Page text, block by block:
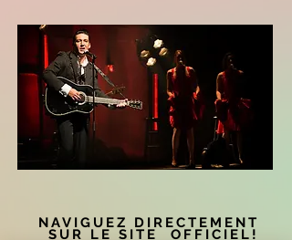
NAVIGUEZ DIRECTEMENT
SUR LE SITE OFFICIEL!